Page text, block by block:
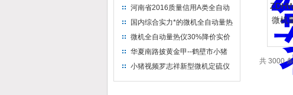
河南省2016质量信用A类全自动
量热仪
国内综合实力*的微机全自动量热
仪制造企业
微机全自动量热仪30%降价实价
出售
华夏南路披黄金甲--鹤壁市小猪
视频罗志祥仪器仪表有限公司
小猪视频罗志祥新型微机定硫仪
微机
共 3000